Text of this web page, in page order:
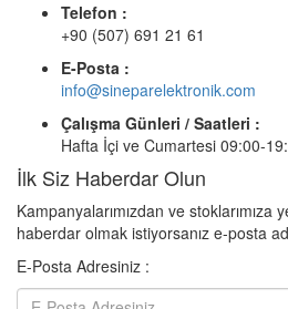
Telefon :
+90 (507) 691 21 61
E-Posta :
info@sineparelektronik.com
Çalışma Günleri / Saatleri :
Hafta İçi ve Cumartesi 09:00-
İlk Siz Haberdar Olun
Kampanyalarımızdan ve stoklarımıza
haberdar olmak istiyorsanız e-posta
E-Posta Adresiniz :